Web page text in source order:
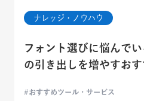
ナレッジ・ノウハウ
フォント選びに悩んで
の引き出しを増やすお
おすすめツール・サービス